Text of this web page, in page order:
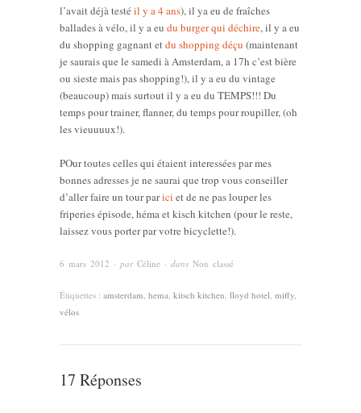
l’avait déjà testé il y a 4 ans), il ya eu de fraîches
ballades à vélo, il y a eu du burger qui déchire, il y a eu
du shopping gagnant etdu shopping déçu (maintenant
je saurais que le samedi à Amsterdam, a 17h c’est bière
ou sieste mais pas shopping!), il y a eu du vintage
(beaucoup) mais surtout il y a eu du TEMPS!!! Du
temps pour trainer, flanner, du temps pour roupiller, (oh
les vieuuuux!).
POur toutes celles qui étaient interessées par mes
bonnes adresses je ne saurai que trop vous conseiller
d’aller faire un tour parici et de ne pas louper les
friperies épisode, héma et kisch kitchen (pour le reste,
laissez vous porter par votre bicyclette!).
6 mars 2012 · par Céline · dans Non classé
Étiquettes : amsterdam hema kitsch kitchen lloyd hotel miffy
vélos
17 Réponses